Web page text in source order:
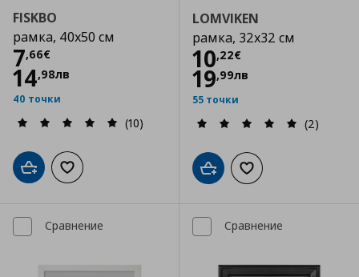
FISKBO
рамка, 40x50 см
7,66€
Цена
14,98лв
40 точки
(10)
Добави в кошницата
Добави към списъка с любими
LOMVIKEN
рамка, 32x32 см
10,22€
Цена
19,99лв
55 точки
(2)
Добави в кошницата
Добави към
Сравнение Сравнение